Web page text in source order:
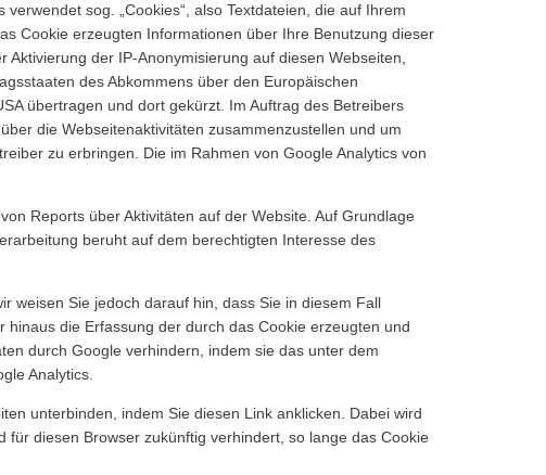
sog. „Cookies“, also Textdateien, die auf Ihrem
Cookie erzeugten Informationen über Ihre Benutzung dieser
der IP-Anonymisierung auf diesen Webseiten,
des Abkommens über den Europäischen
übertragen und dort gekürzt. Im Auftrag des Betreibers
die Webseitenaktivitäten zusammenzustellen und um
zu erbringen. Die im Rahmen von Google Analytics von
Reports über Aktivitäten auf der Website. Auf Grundlage
beruht auf dem berechtigten Interesse des
weisen Sie jedoch darauf hin, dass Sie in diesem Fall
die Erfassung der durch das Cookie erzeugten und
durch Google verhindern, indem sie das unter dem
Analytics.
unterbinden, indem Sie diesen Link anklicken. Dabei wird
diesen Browser zukünftig verhindert, so lange das Cookie